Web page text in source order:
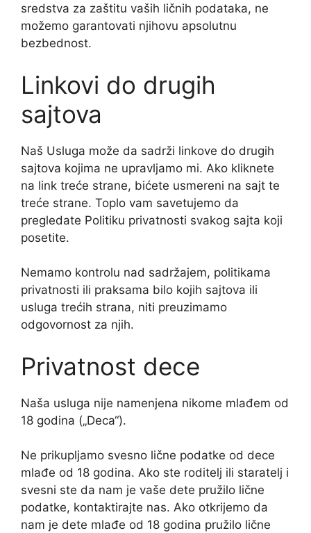
sredstva za zaštitu vaših ličnih podataka, ne
možemo garantovati njihovu apsolutnu
bezbednost.
Linkovi do drugih
sajtova
Naš Usluga može da sadrži linkove do drugih
sajtova kojima ne upravljamo mi. Ako kliknete
na link treće strane, bićete usmereni na sajt te
treće strane. Toplo vam savetujemo da
pregledate Politiku privatnosti svakog sajta koji
posetite.
Nemamo kontrolu nad sadržajem, politikama
privatnosti ili praksama bilo kojih sajtova ili
usluga trećih strana, niti preuzimamo
odgovornost za njih.
Privatnost dece
Naša usluga nije namenjena nikome mlađem od
18 godina („Deca“).
Ne prikupljamo svesno lične podatke od dece
mlađe od 18 godina. Ako ste roditelj ili staratelj i
svesni ste da nam je vaše dete pružilo lične
podatke, kontaktirajte nas. Ako otkrijemo da
nam je dete mlađe od 18 godina pružilo lične